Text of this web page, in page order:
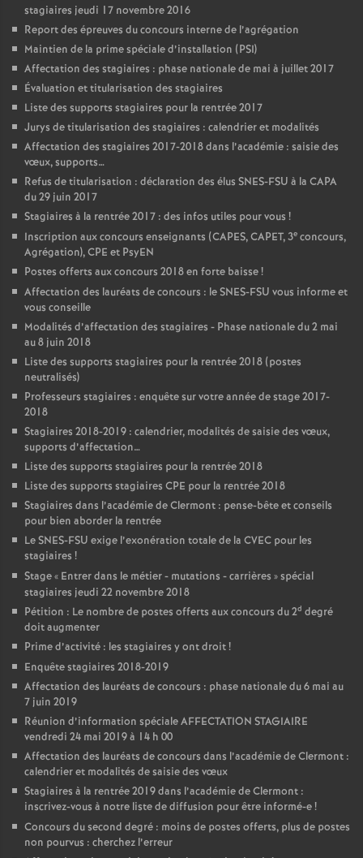
stagiaires jeudi 17 novembre 2016
Report des épreuves du concours interne de l’agrégation
Maintien de la prime spéciale d’installation (PSI)
Affectation des stagiaires : phase nationale de mai à juillet 2017
Évaluation et titularisation des stagiaires
Liste des supports stagiaires pour la rentrée 2017
Jurys de titularisation des stagiaires : calendrier et modalités
Affectation des stagiaires 2017-2018 dans l’académie : saisie des
vœux, supports…
Refus de titularisation : déclaration des élus SNES-FSU à la CAPA
du 29 juin 2017
Stagiaires à la rentrée 2017 : des infos utiles pour vous !
Inscription aux concours enseignants (CAPES, CAPET, 3e concours,
Agrégation), CPE et PsyEN
Postes offerts aux concours 2018 en forte baisse!
Affectation des lauréats de concours : le SNES-FSU vous informe et
vous conseille
Modalités d’affectation des stagiaires - Phase nationale du 2 mai
au 8 juin 2018
Liste des supports stagiaires pour la rentrée 2018 (postes
neutralisés)
Professeurs stagiaires : enquête sur votre année de stage 2017-
2018
Stagiaires 2018-2019 : calendrier, modalités de saisie des vœux,
supports d’affectation…
Liste des supports stagiaires pour la rentrée 2018
Liste des supports stagiaires CPE pour la rentrée 2018
Stagiaires dans l’académie de Clermont : pense-bête et conseils
pour bien aborder la rentrée
Le SNES-FSU exige l’exonération totale de la CVEC pour les
stagiaires !
Stage « Entrer dans le métier - mutations - carrières » spécial
stagiaires jeudi 22 novembre 2018
Pétition : Le nombre de postes offerts aux concours du 2d degré
doit augmenter
Prime d’activité : les stagiaires y ont droit!
Enquête stagiaires 2018-2019
Affectation des lauréats de concours : phase nationale du 6 mai au
7 juin 2019
Réunion d’information spéciale AFFECTATION STAGIAIRE
vendredi 24 mai 2019 à 14 h 00
Affectation des lauréats de concours dans l’académie de Clermont :
calendrier et modalités de saisie des vœux
Stagiaires à la rentrée 2019 dans l’académie de Clermont :
inscrivez-vous à notre liste de diffusion pour être informé-e!
Concours du second degré : moins de postes offerts, plus de postes
non pourvus : cherchez l’erreur